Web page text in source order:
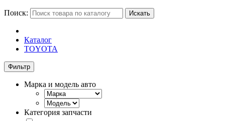
Поиск: Искать
Каталог
TOYOTA
Фильтр
Марка и модель авто
Категория запчасти